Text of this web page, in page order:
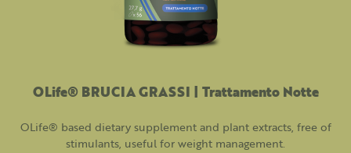
OLife® BRUCIA GRASSI | Trattamento Notte
OLife® based dietary supplement and plant extracts, free of
stimulants, useful for weight management.